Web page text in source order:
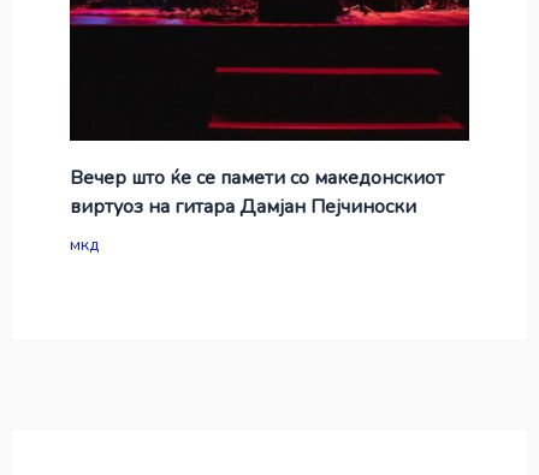
Вечер што ќе се памети со македонскиот
виртуоз на гитара Дамјан Пејчиноски
мкд